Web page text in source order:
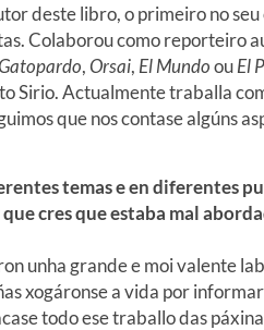
deste libro, o primeiro no
Colaborou como reporteiro
,Orsai, El MundoouEl
Sirio. Actualmente traballa
que nos contase algúns
temas e en diferentes
cres que estaba mal
unha grande e moi valente
xogáronse a vida por
todo ese traballo das